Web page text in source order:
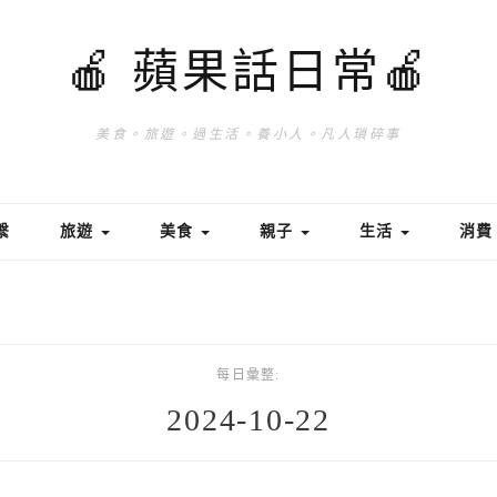
🍎 蘋果話日常🍎
美食。旅遊。過生活。養小人。凡人瑣碎事
旅遊 美食 親子 生活 消費
每日彙整:
2024-10-22